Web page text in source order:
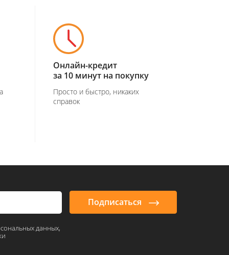
Онлайн-кредит
за 10 минут на покупку
Просто и быстро, никаких
справок
Подписаться
данных,